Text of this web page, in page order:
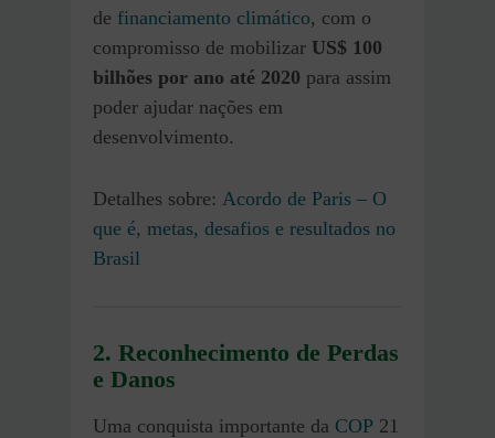
de financiamento climático, com o
compromisso de mobilizar US$ 100
bilhões por ano até 2020 para assim
poder ajudar nações em
desenvolvimento.
Detalhes sobre: Acordo de Paris – O
que é, metas, desafios e resultados no
Brasil
2. Reconhecimento de Perdas
e Danos
Uma conquista importante da COP 21